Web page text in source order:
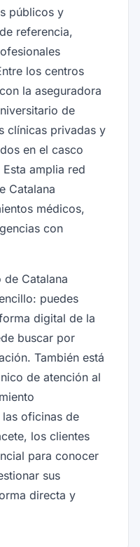
públicos y
referencia,
los centros
la aseguradora
de
clínicas privadas y
en el casco
amplia red
Catalana
médicos,
con
Catalana
puedes
digital de la
buscar por
También está
de atención al
oficinas de
los clientes
para conocer
sus
directa y